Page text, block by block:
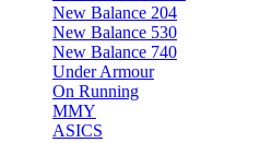
New Balance 204
New Balance 530
New Balance 740
Under Armour
On Running
MMY
ASICS